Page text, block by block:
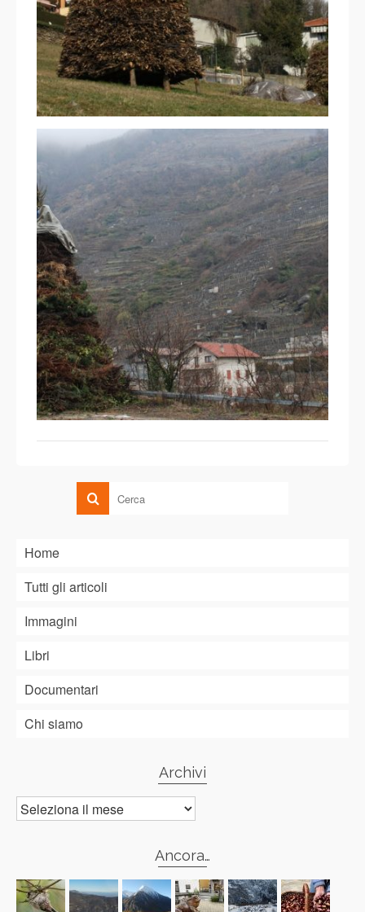
Home
Tutti gli articoli
Immagini
Libri
Documentari
Chi siamo
Archivi
Archivi
Ancora…